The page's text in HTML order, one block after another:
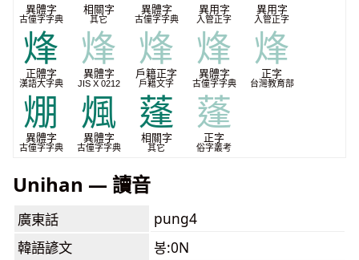
異體字
古僮字字典
相關字
其它
異體字
古僮字字典
異用字
入管正字
異用字
入管正字
烽
正體字
漢語大字典
烽
異體字
JIS X 0212
烽
戶籍正字
戶籍文字
烽
異體字
古僮字字典
烽
正字
台灣教育部
焩
異體字
古僮字字典
煈
異體字
古僮字字典
蓬
相關字
其它
蓬
正字
俗字叢考
Unihan — 讀音
廣東話
pung4
韓語諺文
봉:0N